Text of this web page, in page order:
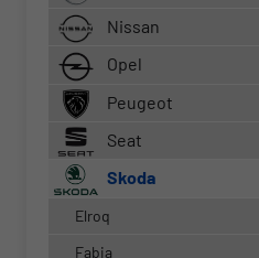
Nissan
Opel
Peugeot
Seat
Skoda
Elroq
Fabia